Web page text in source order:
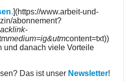
.](https://www.arbeit-und-
abonnement?
medium=ig&utmcontent=txt))
und danach viele Vorteile
Das ist unser Newsletter!